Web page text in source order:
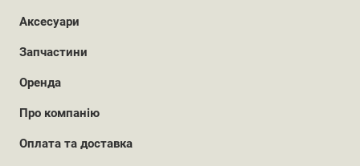
Аксесуари
Запчастини
Оренда
Про компанію
Оплата та доставка